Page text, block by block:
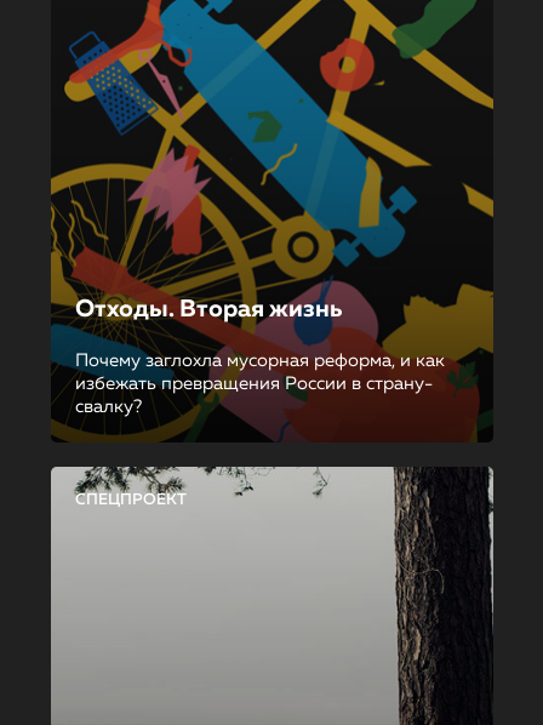
Отходы. Вторая жизнь
Почему заглохла мусорная реформа, и как
избежать превращения России в страну-
свалку?
СПЕЦПРОЕКТ